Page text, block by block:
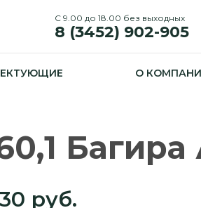
С 9.00 до 18.00 без выходных
8 (3452) 902-905
О
руб.